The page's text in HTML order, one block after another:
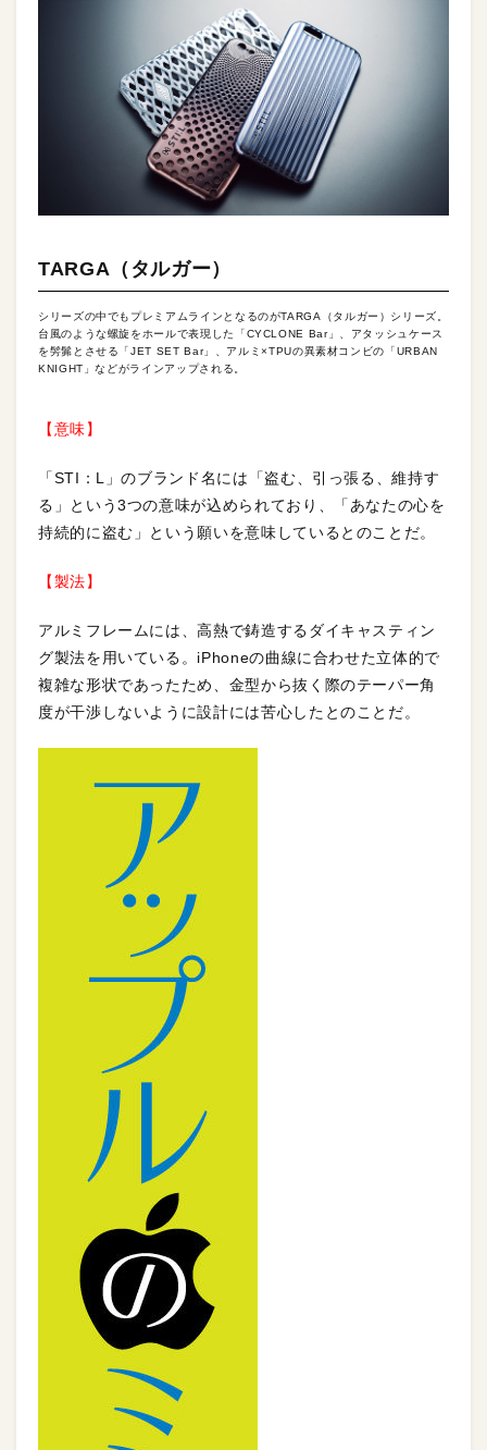
TARGA（タルガー）
シリーズの中でもプレミアムラインとなるのがTARGA（タルガー）シリーズ。
台風のような螺旋をホールで表現した「CYCLONE Bar」、アタッシュケース
を髣髴とさせる「JET SET Bar」、アルミ×TPUの異素材コンビの「URBAN
KNIGHT」などがラインアップされる。
【意味】
「STI：L」のブランド名には「盗む、引っ張る、維持す
る」という3つの意味が込められており、「あなたの心を
持続的に盗む」という願いを意味しているとのことだ。
【製法】
アルミフレームには、高熱で鋳造するダイキャスティン
グ製法を用いている。iPhoneの曲線に合わせた立体的で
複雑な形状であったため、金型から抜く際のテーパー角
度が干渉しないように設計には苦心したとのことだ。